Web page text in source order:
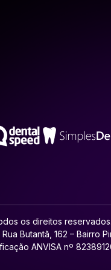
os direitos
Butantã, 162 – Bairro
ANVISA nº